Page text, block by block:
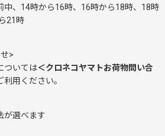
中、14時から16時、16時から18時、18時
21時
>
ついては＜クロネコヤマトお荷物問い合
利用ください。
が選べます